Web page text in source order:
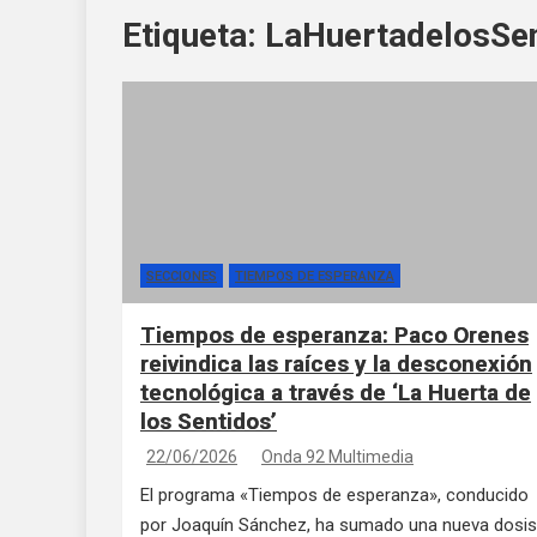
Etiqueta:
SECCIONES TIEMPOS DE ESPERANZA
Tiempos de esperanza: Paco Orenes
reivindica las raíces y la desconexión
tecnológica a través de ‘La Huerta de
los Sentidos’
22/06/2026 Onda 92 Multimedia
El programa «Tiempos de esperanza», conducido
por Joaquín Sánchez, ha sumado una nueva dosis